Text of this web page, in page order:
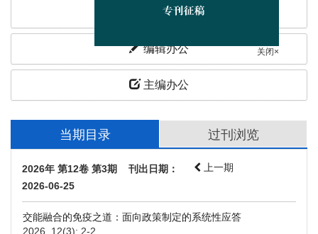
关闭×
专家审稿
编辑办公
主编办公
当期目录 过刊浏览
2026年 第12卷 第3期 刊出日期：
2026-06-25
上一期
交能融合的免疫之道：面向政策制定的系统性应答
2026, 12(3): 2-2.